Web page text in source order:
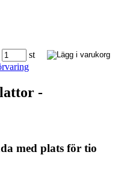
st
-
med plats för tio